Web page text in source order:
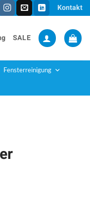
Kontakt
SALE
Fensterreinigung